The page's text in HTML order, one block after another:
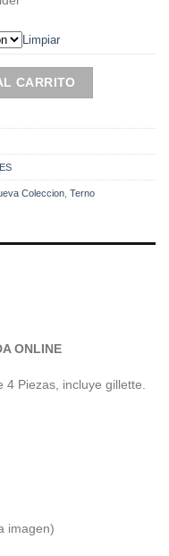
$584.000.
Limpiar
18) cantidad
CARRITO
Coleccion Terno
ONLINE
4 Piezas, incluye gillette.
imagen)